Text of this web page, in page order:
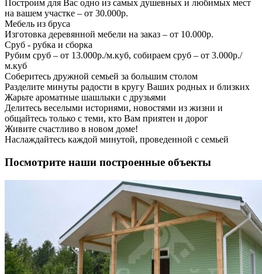
Построим для Вас одно из самых душевных и любимых мест
на вашем участке – от 30.000р.
Мебель из бруса
Изготовка деревянной мебели на заказ – от 10.000р.
Сруб - рубка и сборка
Рубим сруб – от 13.000р./м.куб, собираем сруб – от 3.000р./
м.куб
Соберитесь дружной семьей за большим столом
Разделите минуты радости в кругу Ваших родных и близких
Жарьте ароматные шашлыки с друзьями
Делитесь веселыми историями, новостями из жизни и
общайтесь только с теми, кто Вам приятен и дорог
Живите счастливо в новом доме!
Наслаждайтесь каждой минутой, проведенной с семьей
Посмотрите наши построенные объекты